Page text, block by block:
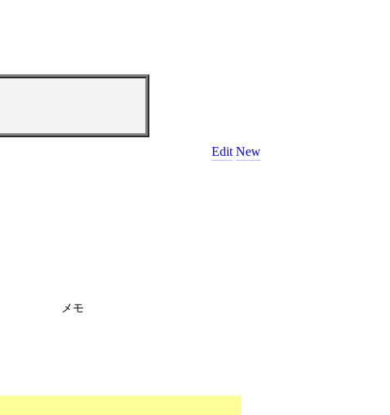
Edit New
メモ